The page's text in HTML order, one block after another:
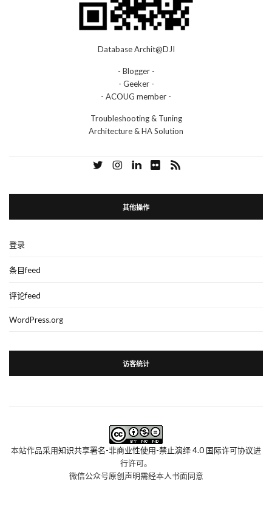
Database Archit@DJI
- Blogger -
- Geeker -
- ACOUG member -
Troubleshooting & Tuning
Architecture & HA Solution
其他操作
登录
条目feed
评论feed
WordPress.org
访客统计
本站作品采用知识共享署名-非商业性使用-禁止演绎 4.0 国际许可协议进
行许可。
微信公众号原创声明需经本人书面同意